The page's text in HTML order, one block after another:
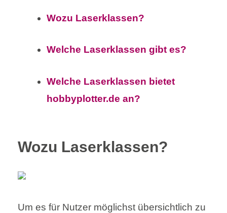
Wozu Laserklassen?
Welche Laserklassen gibt es?
Welche Laserklassen bietet
hobbyplotter.de an?
Wozu Laserklassen?
Um es für Nutzer möglichst übersichtlich zu